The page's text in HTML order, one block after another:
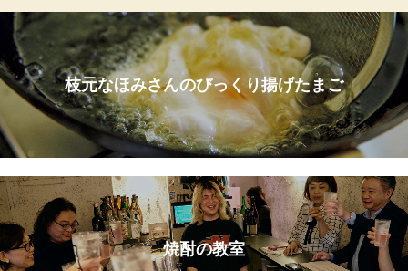
枝元なほみさんのびっくり揚げたまご
焼酎の教室